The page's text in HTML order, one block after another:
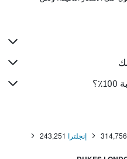
314,756 إنجلترا 243,251